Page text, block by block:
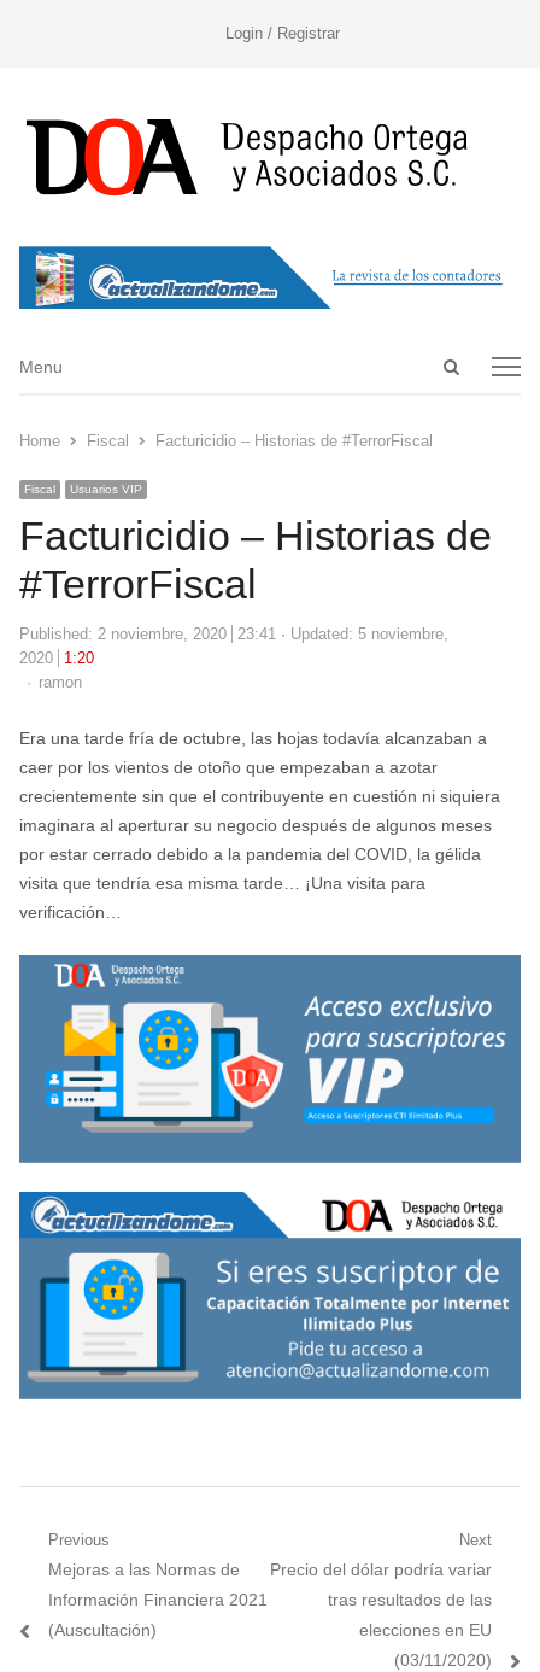
Login / Registrar
Open
Menu
Menu
Home Fiscal Facturicidio – Historias de #TerrorFiscal
Fiscal Usuarios VIP
Facturicidio – Historias de
#TerrorFiscal
Published: 2 noviembre, 2020 23:41
Updated: 5 noviembre,
2020
1:20
Author
ramon
Era una tarde fría de octubre, las hojas todavía alcanzaban a
caer por los vientos de otoño que empezaban a azotar
crecientemente sin que el contribuyente en cuestión ni siquiera
imaginara al aperturar su negocio después de algunos meses
por estar cerrado debido a la pandemia del COVID, la gélida
visita que tendría esa misma tarde… ¡Una visita para
verificación…
Navegación
entradas
Previous
Previous
post:
Mejoras a las Normas de
Información Financiera 2021
(Auscultación)
Next
Next
Precio del dólar podría variar
tras resultados de las
elecciones en EU
(03/11/2020)